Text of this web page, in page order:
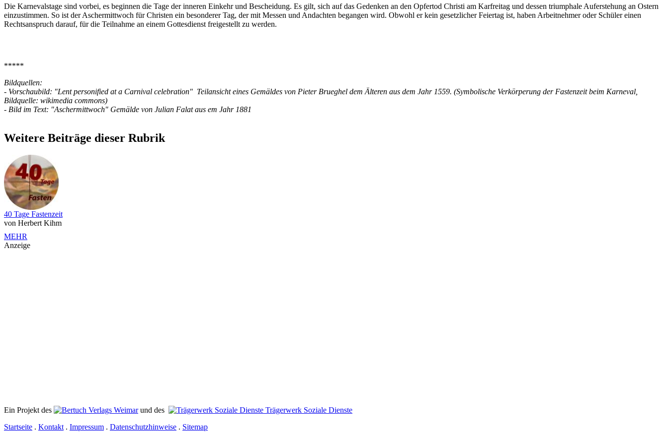
Die Karnevalstage sind vorbei, es beginnen die Tage der inneren Einkehr und Bescheidung. Es gilt, sich auf das Gedenken an den Opfertod Christi am Karfreitag und dessen triumphale Auferstehung an Ostern
einzustimmen. So ist der Aschermittwoch für Christen ein besonderer Tag, der mit Messen und Andachten begangen wird. Obwohl er kein gesetzlicher Feiertag ist, haben Arbeitnehmer oder Schüler einen
Rechtsanspruch darauf, für die Teilnahme an einem Gottesdienst freigestellt zu werden.
*****
Bildquellen:
- Vorschaubild: "Lent personified at a Carnival celebration" Teilansicht eines Gemäldes von Pieter Brueghel dem Älteren aus dem Jahr 1559. (Symbolische Verkörperung der Fastenzeit beim Karneval,
Bildquelle: wikimedia commons)
- Bild im Text: "Aschermittwoch" Gemälde von Julian Falat aus em Jahr 1881
Weitere Beiträge dieser Rubrik
40 Tage Fastenzeit
von Herbert Kihm
MEHR
Anzeige
Ein Projekt des Verlags Weimarund des
Trägerwerk Soziale Dienste
Startseite . Kontakt . Impressum . Datenschutzhinweise . Sitemap